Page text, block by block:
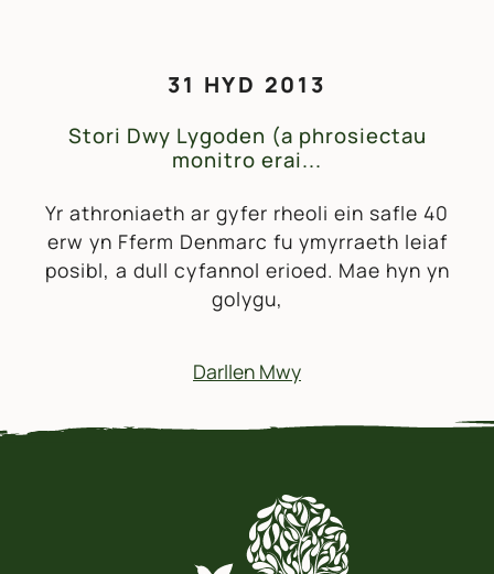
31 HYD 2013
Stori Dwy Lygoden (a phrosiectau
monitro erai...
Yr athroniaeth ar gyfer rheoli ein safle 40
erw yn Fferm Denmarc fu ymyrraeth leiaf
posibl, a dull cyfannol erioed. Mae hyn yn
golygu,
Darllen Mwy